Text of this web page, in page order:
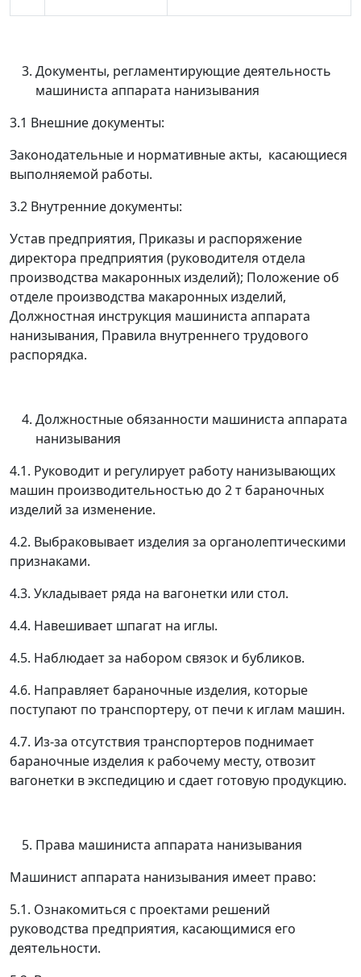
Документы, регламентирующие деятельность
машиниста аппарата нанизывания
3.1 Внешние документы:
Законодательные и нормативные акты, касающиеся
выполняемой работы.
3.2 Внутренние документы:
Устав предприятия, Приказы и распоряжение
директора предприятия (руководителя отдела
производства макаронных изделий); Положение об
отделе производства макаронных изделий,
Должностная инструкция машиниста аппарата
нанизывания, Правила внутреннего трудового
распорядка.
Должностные обязанности машиниста аппарата
нанизывания
4.1. Руководит и регулирует работу нанизывающих
машин производительностью до 2 т бараночных
изделий за изменение.
4.2. Выбраковывает изделия за органолептическими
признаками.
4.3. Укладывает ряда на вагонетки или стол.
4.4. Навешивает шпагат на иглы.
4.5. Наблюдает за набором связок и бубликов.
4.6. Направляет бараночные изделия, которые
поступают по транспортеру, от печи к иглам машин.
4.7. Из-за отсутствия транспортеров поднимает
бараночные изделия к рабочему месту, отвозит
вагонетки в экспедицию и сдает готовую продукцию.
Права машиниста аппарата нанизывания
Машинист аппарата нанизывания имеет право:
5.1. Ознакомиться с проектами решений
руководства предприятия, касающимися его
деятельности.